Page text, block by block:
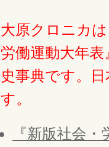
大原クロニカ
労働運動大年
史事典です。
す。
『新版社会